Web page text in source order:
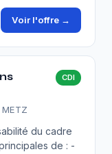
Voir l'offre →
CDI
du cadre
de : -